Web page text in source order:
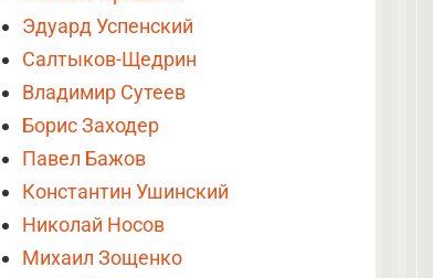
Эдуард Успенский
Салтыков-Щедрин
Владимир Сутеев
Борис Заходер
Павел Бажов
Константин Ушинский
Николай Носов
Михаил Зощенко